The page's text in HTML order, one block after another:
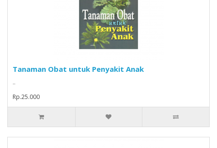
Tanaman Obat untuk Penyakit Anak
..
Rp.25.000